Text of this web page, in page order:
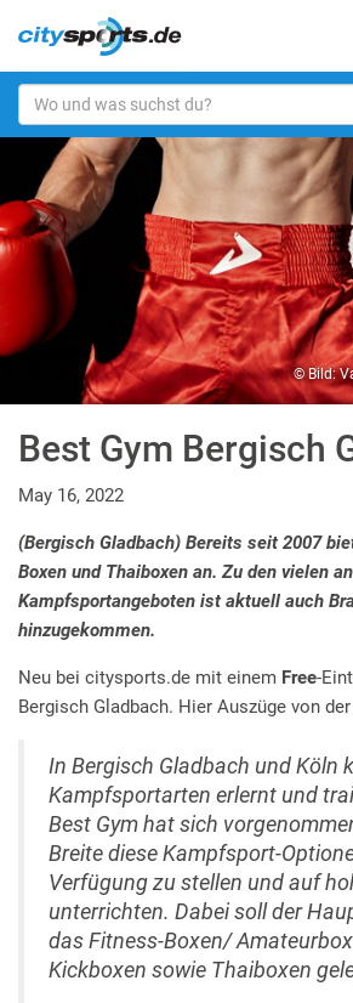
© Bild:
Best Gym Bergisch
May 16, 2022
(Bergisch Gladbach) Bereits seit 2007
Boxen und Thaiboxen an. Zu den vielen
Kampfsportangeboten ist aktuell auch
hinzugekommen.
Neu bei citysports.de mit einem Free-
Bergisch Gladbach. Hier Auszüge von
In Bergisch Gladbach und Köln
Kampfsportarten erlernt und
Best Gym hat sich
Breite diese Kampfsport-
Verfügung zu stellen und auf
unterrichten. Dabei soll der
das Fitness-Boxen/
Kickboxen sowie Thaiboxen